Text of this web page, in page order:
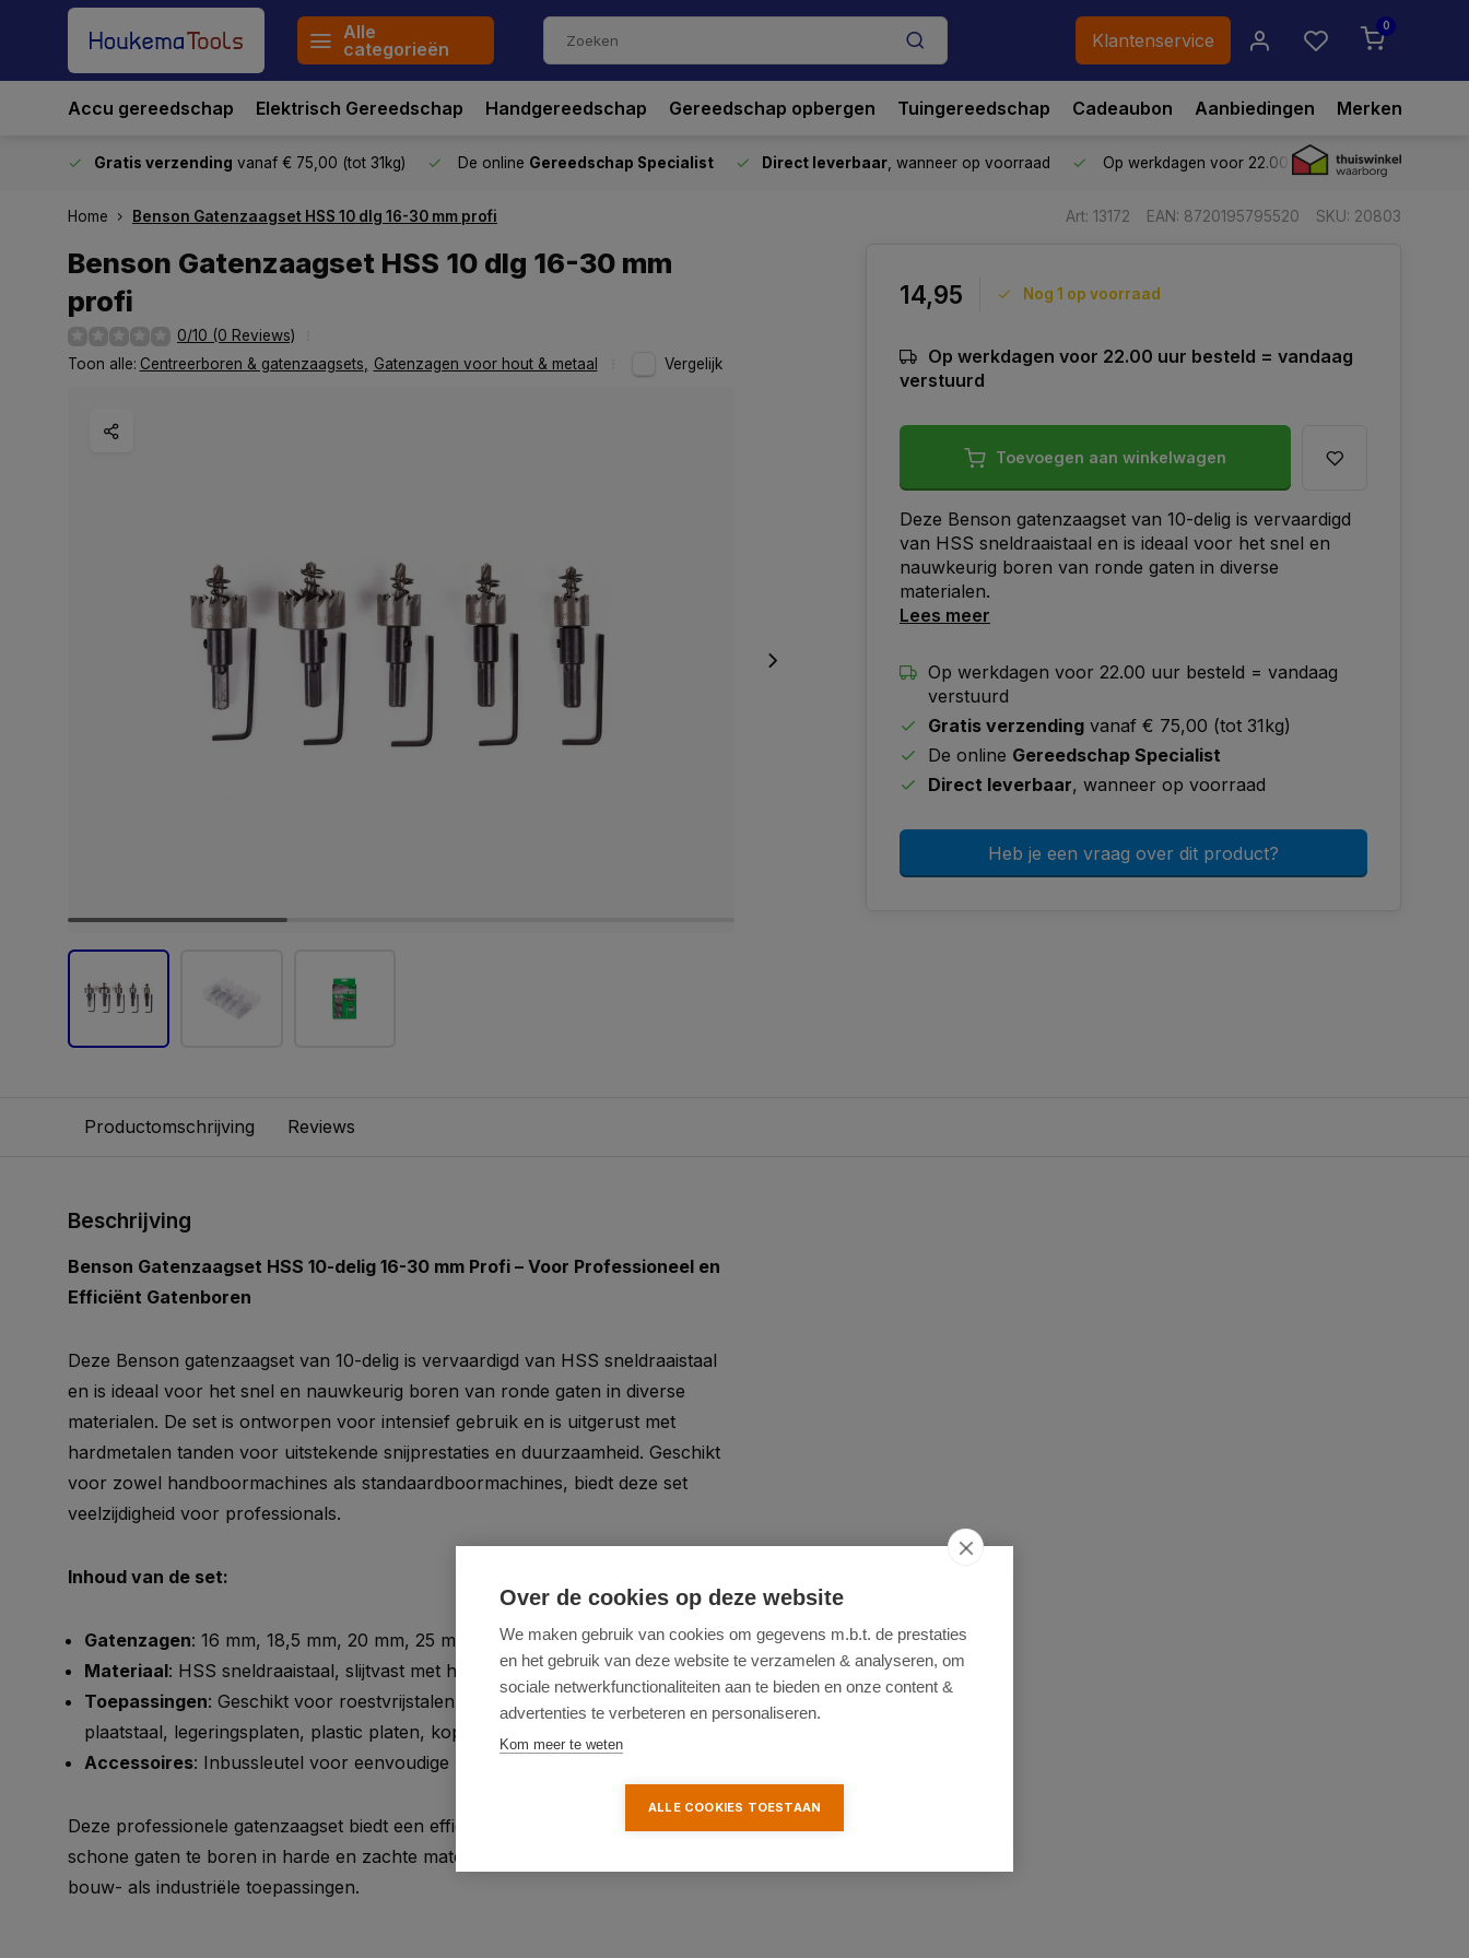
Alle
categorieën
Klantenservice
0
Accu gereedschap Elektrisch Gereedschap Handgereedschap Gereedschap opbergen Tuingereedschap Cadeaubon Aanbiedingen Merken
Gratis verzending vanaf € 75,00 (tot 31kg) De online Gereedschap Specialist Direct leverbaar , wanneer op voorraad Op werkdagen voor 22.00 uur besteld,vandaag
Home Benson Gatenzaagset HSS 10 dlg 16-30 mm profi Art: 13172 EAN: 8720195795520 SKU: 20803
Benson Gatenzaagset HSS 10 dlg 16-30 mm
profi
0/10 (0 Reviews)
Toon alle: Centreerboren & gatenzaagsets Gatenzagen voor hout & metaal Vergelijk
14,95 Nog 1 op voorraad
Op werkdagen voor 22.00 uur besteld = vandaag
verstuurd
Toevoegen aan winkelwagen
Deze Benson gatenzaagset van 10-delig is vervaardigd
van HSS sneldraaistaal en is ideaal voor het snel en
nauwkeurig boren van ronde gaten in diverse
materialen.
Lees meer
Op werkdagen voor 22.00 uur besteld = vandaag
verstuurd
Gratis verzending vanaf € 75,00 (tot 31kg)
De online Gereedschap Specialist
Direct leverbaar, wanneer op voorraad
Heb je een vraag over dit product?
Productomschrijving Reviews
Beschrijving
Benson Gatenzaagset HSS 10-delig 16-30 mm Profi – Voor Professioneel en
Efficiënt Gatenboren
Deze Benson gatenzaagset van 10-delig is vervaardigd van HSS sneldraaistaal
en is ideaal voor het snel en nauwkeurig boren van ronde gaten in diverse
materialen. De set is ontworpen voor intensief gebruik en is uitgerust met
hardmetalen tanden voor uitstekende snijprestaties en duurzaamheid. Geschikt
voor zowel handboormachines als standaardboormachines, biedt deze set
veelzijdigheid voor professionals.
Inhoud van de set:
Gatenzagen: 16 mm, 18,5 mm, 20 mm, 25 mm, 30 mm
Materiaal: HSS sneldraaistaal, slijtvast met hoge hardheid
Toepassingen: Geschikt voor roestvrijstalen platen, zacht staal, ijzer,
plaatstaal, legeringsplaten, plastic platen, koper, messing, en meer
Accessoires: Inbussleutel voor eenvoudige montage en demontage
Deze professionele gatenzaagset biedt een efficiënte en eenvoudige manier om
schone gaten te boren in harde en zachte materialen, perfect voor zowel
bouw- als industriële toepassingen.
Over de cookies op deze website
We maken gebruik van cookies om gegevens m.b.t. de prestaties
en het gebruik van deze website te verzamelen & analyseren, om
sociale netwerkfunctionaliteiten aan te bieden en onze content &
advertenties te verbeteren en personaliseren.
Kom meer te weten
ALLE COOKIES TOESTAAN